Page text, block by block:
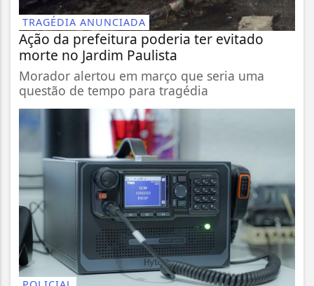
TRAGÉDIA ANUNCIADA
Ação da prefeitura poderia ter evitado
morte no Jardim Paulista
Morador alertou em março que seria uma
questão de tempo para tragédia